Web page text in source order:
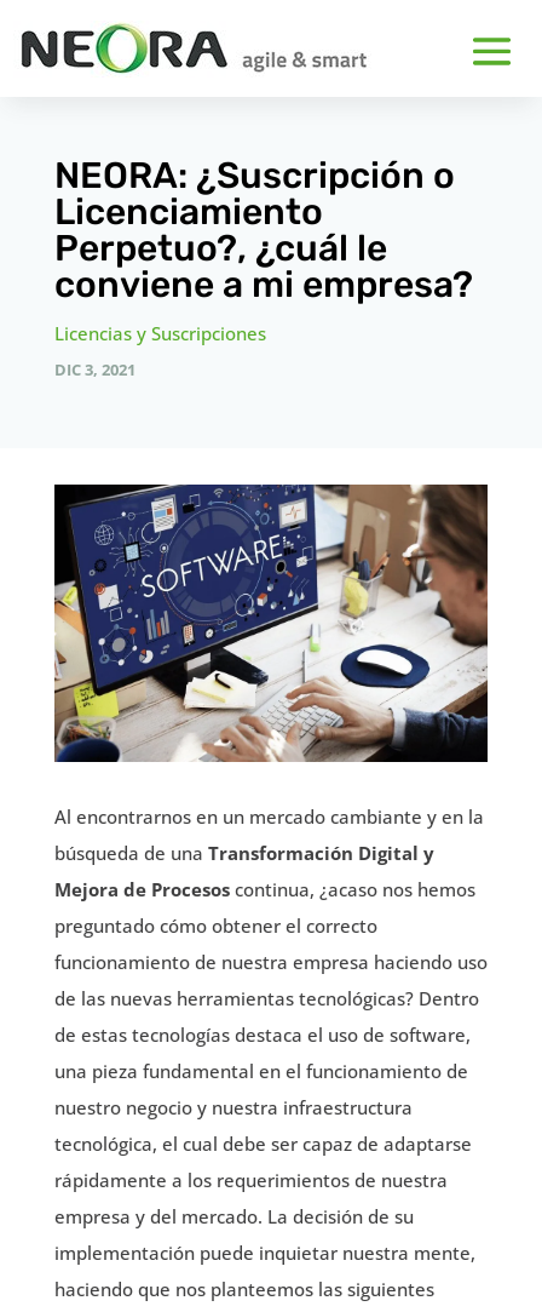
NEORA: ¿Suscripción o
Licenciamiento
Perpetuo?, ¿cuál le
conviene a mi empresa?
Licencias y Suscripciones
DIC 3, 2021
Al encontrarnos en un mercado cambiante y en la
búsqueda de una Transformación Digital y
Mejora de Procesoscontinua, ¿acaso nos hemos
preguntado cómo obtener el correcto
funcionamiento de nuestra empresa haciendo uso
de las nuevas herramientas tecnológicas? Dentro
de estas tecnologías destaca el uso de software,
una pieza fundamental en el funcionamiento de
nuestro negocio y nuestra infraestructura
tecnológica, el cual debe ser capaz de adaptarse
rápidamente a los requerimientos de nuestra
empresa y del mercado. La decisión de su
implementación puede inquietar nuestra mente,
haciendo que nos planteemos las siguientes